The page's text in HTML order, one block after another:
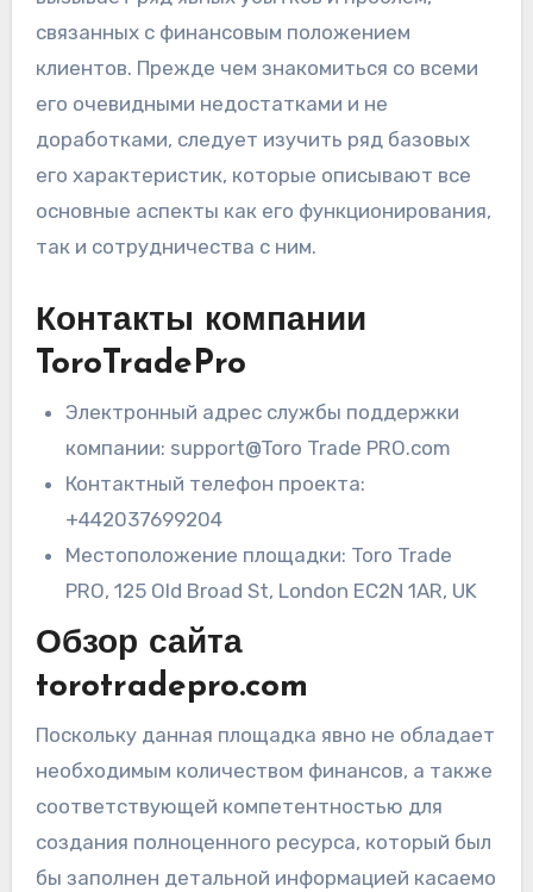
связанных с финансовым положением
клиентов. Прежде чем знакомиться со всеми
его очевидными недостатками и не
доработками, следует изучить ряд базовых
его характеристик, которые описывают все
основные аспекты как его функционирования,
так и сотрудничества с ним.
Контакты компании
ToroTradePro
Электронный адрес службы поддержки
компании: support@Toro Trade PRO.com
Контактный телефон проекта:
+442037699204
Местоположение площадки: Toro Trade
PRO, 125 Old Broad St, London EC2N 1AR, UK
Обзор сайта
torotradepro.com
Поскольку данная площадка явно не обладает
необходимым количеством финансов, а также
соответствующей компетентностью для
создания полноценного ресурса, который был
бы заполнен детальной информацией касаемо